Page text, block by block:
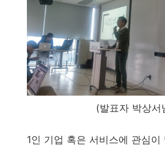
(발표자 박상서
1인 기업 혹은 서비스에 관심